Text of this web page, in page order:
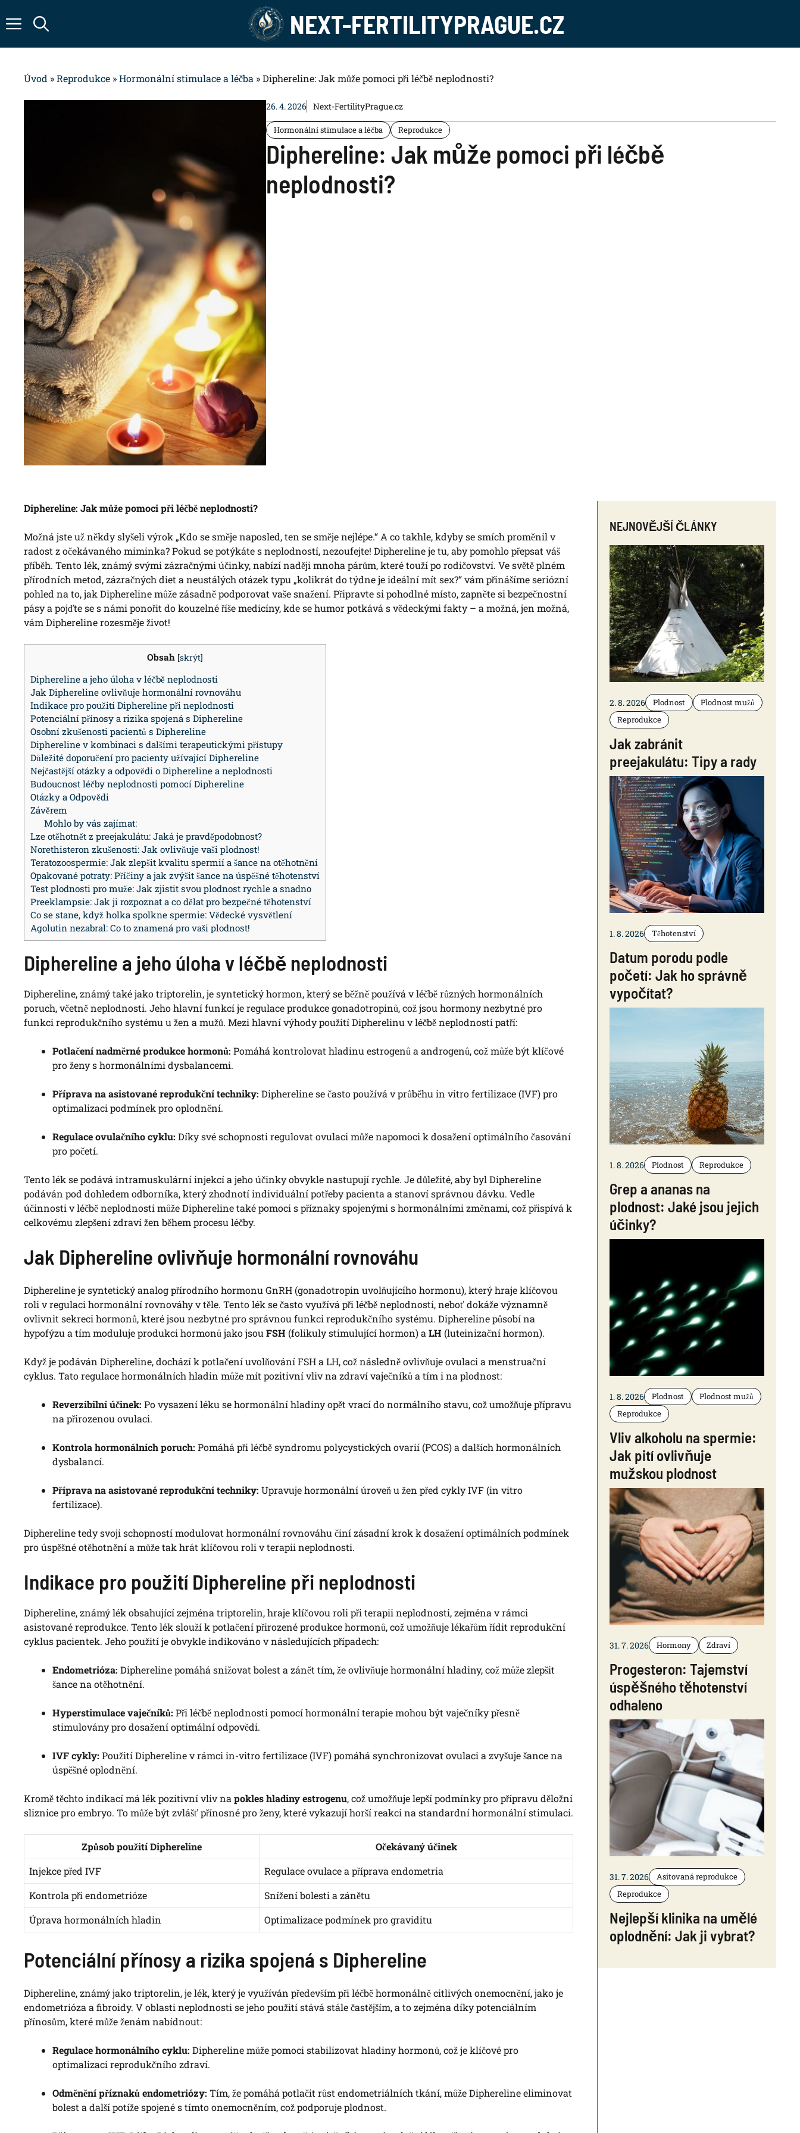
na
NEXT-FERTILITYPRAGUE.CZ
Úvod »Reprodukce »Hormonální stimulace a léčba »Diphereline: Jak může pomoci při léčbě neplodnosti?
26. 4. 2026 Next-FertilityPrague.cz
Hormonální stimulace a léčba Reprodukce
Diphereline: Jak může pomoci při léčbě
neplodnosti?
Diphereline: Jak může pomoci při léčbě neplodnosti?
Možná jste už někdy slyšeli výrok „Kdo se směje naposled, ten se směje nejlépe.“ A co takhle, kdyby se smích proměnil v
radost z očekávaného miminka? Pokud se potýkáte s neplodností, nezoufejte! Diphereline je tu, aby pomohlo přepsat váš
příběh. Tento lék, známý svými zázračnými účinky, nabízí naději mnoha párům, které touží po rodičovství. Ve světě plném
přírodních metod, zázračných diet a neustálých otázek typu „kolikrát do týdne je ideální mít sex?“ vám přinášíme seriózní
pohled na to, jak Diphereline může zásadně podporovat vaše snažení. Připravte si pohodlné místo, zapněte si bezpečnostní
pásy a pojďte se s námi ponořit do kouzelné říše medicíny, kde se humor potkává s vědeckými fakty – a možná, jen možná,
vám Diphereline rozesměje život!
Obsah [skrýt]
Diphereline a jeho úloha v léčbě neplodnosti
Jak Diphereline ovlivňuje hormonální rovnováhu
Indikace pro použití Diphereline při neplodnosti
Potenciální přínosy a rizika spojená s Diphereline
Osobní zkušenosti pacientů s Diphereline
Diphereline v kombinaci s dalšími terapeutickými přístupy
Důležité doporučení pro pacienty užívající Diphereline
Nejčastější otázky a odpovědi o Diphereline a neplodnosti
Budoucnost léčby neplodnosti pomocí Diphereline
Otázky a Odpovědi
Závěrem
Mohlo by vás zajímat:
Lze otěhotnět z preejakulátu: Jaká je pravděpodobnost?
Norethisteron zkušenosti: Jak ovlivňuje vaši plodnost!
Teratozoospermie: Jak zlepšit kvalitu spermií a šance na otěhotnění
Opakované potraty: Příčiny a jak zvýšit šance na úspěšné těhotenství
Test plodnosti pro muže: Jak zjistit svou plodnost rychle a snadno
Preeklampsie: Jak ji rozpoznat a co dělat pro bezpečné těhotenství
Co se stane, když holka spolkne spermie: Vědecké vysvětlení
Agolutin nezabral: Co to znamená pro vaši plodnost!
Diphereline a jeho úloha v léčbě neplodnosti
Diphereline, známý také jako triptorelin, je syntetický hormon, který se běžně používá v léčbě různých hormonálních
poruch, včetně neplodnosti. Jeho hlavní funkcí je regulace produkce gonadotropinů, což jsou hormony nezbytné pro
funkci reprodukčního systému u žen a mužů. Mezi hlavní výhody použití Dipherelinu v léčbě neplodnosti patří:
Potlačení nadměrné produkce hormonů: Pomáhá kontrolovat hladinu estrogenů a androgenů, což může být klíčové
pro ženy s hormonálními dysbalancemi.
Příprava na asistované reprodukční techniky: Diphereline se často používá v průběhu in vitro fertilizace (IVF) pro
optimalizaci podmínek pro oplodnění.
Regulace ovulačního cyklu: Díky své schopnosti regulovat ovulaci může napomoci k dosažení optimálního časování
pro početí.
Tento lék se podává intramuskulární injekcí a jeho účinky obvykle nastupují rychle. Je důležité, aby byl Diphereline
podáván pod dohledem odborníka, který zhodnotí individuální potřeby pacienta a stanoví správnou dávku. Vedle
účinnosti v léčbě neplodnosti může Diphereline také pomoci s příznaky spojenými s hormonálními změnami, což přispívá k
celkovému zlepšení zdraví žen během procesu léčby.
Jak Diphereline ovlivňuje hormonální rovnováhu
Diphereline je syntetický analog přírodního hormonu GnRH (gonadotropin uvolňujícího hormonu), který hraje klíčovou
roli v regulaci hormonální rovnováhy v těle. Tento lék se často využívá při léčbě neplodnosti, neboť dokáže významně
ovlivnit sekreci hormonů, které jsou nezbytné pro správnou funkci reprodukčního systému. Diphereline působí na
hypofýzu a tím moduluje produkci hormonů jako jsou FSH (folikuly stimulující hormon) a LH (luteinizační hormon).
Když je podáván Diphereline, dochází k potlačení uvolňování FSH a LH, což následně ovlivňuje ovulaci a menstruační
cyklus. Tato regulace hormonálních hladin může mít pozitivní vliv na zdraví vaječníků a tím i na plodnost:
Reverzibilní účinek: Po vysazení léku se hormonální hladiny opět vrací do normálního stavu, což umožňuje přípravu
na přirozenou ovulaci.
Kontrola hormonálních poruch: Pomáhá při léčbě syndromu polycystických ovarií (PCOS) a dalších hormonálních
dysbalancí.
Příprava na asistované reprodukční techniky: Upravuje hormonální úroveň u žen před cykly IVF (in vitro
fertilizace).
Diphereline tedy svoji schopností modulovat hormonální rovnováhu činí zásadní krok k dosažení optimálních podmínek
pro úspěšné otěhotnění a může tak hrát klíčovou roli v terapii neplodnosti.
Indikace pro použití Diphereline při neplodnosti
Diphereline, známý lék obsahující zejména triptorelin, hraje klíčovou roli při terapii neplodnosti, zejména v rámci
asistované reprodukce. Tento lék slouží k potlačení přirozené produkce hormonů, což umožňuje lékařům řídit reprodukční
cyklus pacientek. Jeho použití je obvykle indikováno v následujících případech:
Endometrióza: Diphereline pomáhá snižovat bolest a zánět tím, že ovlivňuje hormonální hladiny, což může zlepšit
šance na otěhotnění.
Hyperstimulace vaječníků: Při léčbě neplodnosti pomocí hormonální terapie mohou být vaječníky přesně
stimulovány pro dosažení optimální odpovědi.
IVF cykly: Použití Diphereline v rámci in-vitro fertilizace (IVF) pomáhá synchronizovat ovulaci a zvyšuje šance na
úspěšné oplodnění.
Kromě těchto indikací má lék pozitivní vliv na pokles hladiny estrogenu, což umožňuje lepší podmínky pro přípravu děložní
sliznice pro embryo. To může být zvlášť přínosné pro ženy, které vykazují horší reakci na standardní hormonální stimulaci.
Způsob použití Diphereline
Očekávaný účinek
Injekce před IVF
Regulace ovulace a příprava endometria
Kontrola při endometrióze
Snížení bolesti a zánětu
Úprava hormonálních hladin
Optimalizace podmínek pro graviditu
Potenciální přínosy a rizika spojená s Diphereline
Diphereline, známý jako triptorelin, je lék, který je využíván především při léčbě hormonálně citlivých onemocnění, jako je
endometrióza a fibroidy. V oblasti neplodnosti se jeho použití stává stále častějším, a to zejména díky potenciálním
přínosům, které může ženám nabídnout:
Regulace hormonálního cyklu: Diphereline může pomoci stabilizovat hladiny hormonů, což je klíčové pro
optimalizaci reprodukčního zdraví.
Odměnění příznaků endometriózy: Tím, že pomáhá potlačit růst endometriálních tkání, může Diphereline eliminovat
bolest a další potíže spojené s tímto onemocněním, což podporuje plodnost.
NEJNOVĚJŠÍ ČLÁNKY
2. 8. 2026 Plodnost
Plodnost mužů
Reprodukce
Jak zabránit
preejakulátu: Tipy a rady
1. 8. 2026 Těhotenství
Datum porodu podle
početí: Jak ho správně
vypočítat?
1. 8. 2026 Plodnost Reprodukce
Grep a ananas na
plodnost: Jaké jsou jejich
účinky?
1. 8. 2026 Plodnost
Plodnost mužů
Reprodukce
Vliv alkoholu na spermie:
Jak pití ovlivňuje
mužskou plodnost
31. 7. 2026 Hormony Zdraví
Progesteron: Tajemství
úspěšného těhotenství
odhaleno
31. 7. 2026
Asitovaná reprodukce
Reprodukce
Nejlepší klinika na umělé
oplodnění: Jak ji vybrat?